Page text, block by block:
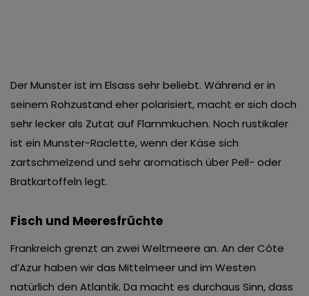
Der Munster ist im Elsass sehr beliebt. Während er in
seinem Rohzustand eher polarisiert, macht er sich doch
sehr lecker als Zutat auf Flammkuchen. Noch rustikaler
ist ein Munster-Raclette, wenn der Käse sich
zartschmelzend und sehr aromatisch über Pell- oder
Bratkartoffeln legt.
Fisch und Meeresfrüchte
Frankreich grenzt an zwei Weltmeere an. An der Côte
d’Azur haben wir das Mittelmeer und im Westen
natürlich den Atlantik. Da macht es durchaus Sinn, dass